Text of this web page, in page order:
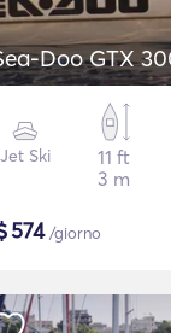
Doo GTX
Jet Ski
11 ft
3 m
574/giorno